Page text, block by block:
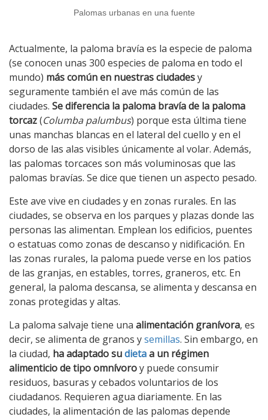
Palomas urbanas en una fuente
Actualmente, la paloma bravía es la especie de paloma
(se conocen unas 300 especies de paloma en todo el
mundo) más común en nuestras ciudadesy
seguramente también el ave más común de las
ciudades. Se diferencia la paloma bravía de la paloma
torcaz(Columba palumbus) porque esta última tiene
unas manchas blancas en el lateral del cuello y en el
dorso de las alas visibles únicamente al volar. Además,
las palomas torcaces son más voluminosas que las
palomas bravías. Se dice que tienen un aspecto pesado.
Este ave vive en ciudades y en zonas rurales. En las
ciudades, se observa en los parques y plazas donde las
personas las alimentan. Emplean los edificios, puentes
o estatuas como zonas de descanso y nidificación. En
las zonas rurales, la paloma puede verse en los patios
de las granjas, en estables, torres, graneros, etc. En
general, la paloma descansa, se alimenta y descansa en
zonas protegidas y altas.
La paloma salvaje tiene una alimentación granívora, es
decir, se alimenta de granos ysemillas. Sin embargo, en
la ciudad, ha adaptado sudietaa un régimen
alimenticio de tipo omnívoroy puede consumir
residuos, basuras y cebados voluntarios de los
ciudadanos. Requieren agua diariamente. En las
ciudades, la alimentación de las palomas depende